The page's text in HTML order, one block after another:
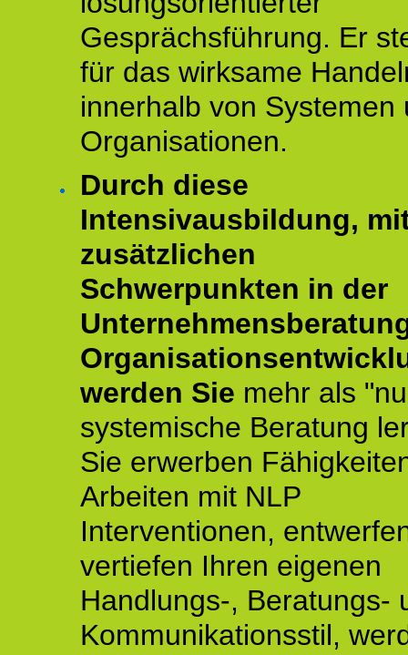
Gesprächsführung. Er
für das wirksame
innerhalb von Systemen
Organisationen.
Durch diese
Intensivausbildung,
zusätzlichen
Schwerpunkten in der
werden Sie mehr als
systemische Beratung
Sie erwerben
Arbeiten mit NLP
Interventionen,
vertiefen Ihren eigenen
Handlungs-, Beratungs-
Kommunikationsstil,